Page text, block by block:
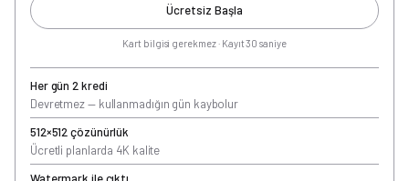
Ücretsiz Başla
Kart bilgisi gerekmez · Kayıt 30 saniye
Her gün 2 kredi
Devretmez — kullanmadığın gün kaybolur
512×512 çözünürlük
Ücretli planlarda 4K kalite